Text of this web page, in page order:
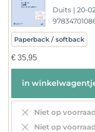
Duits | 20-
Paperback / softback
€35,95
in
Niet op
Niet op